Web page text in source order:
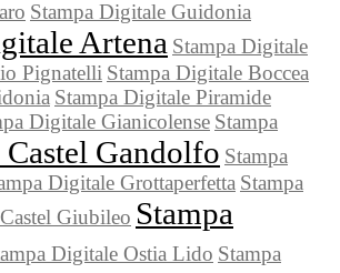
Stampa Digitale Guidonia
Artena Stampa Digitale
Pignatelli Stampa Digitale Boccea
Stampa Digitale Piramide
Digitale Gianicolense Stampa
Gandolfo Stampa
Digitale Grottaperfetta Stampa
Giubileo Stampa
Digitale Ostia Lido Stampa